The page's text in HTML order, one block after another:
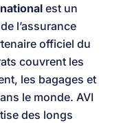
est un
l’assurance
officiel du
couvrent les
les bagages et
le monde. AVI
des longs